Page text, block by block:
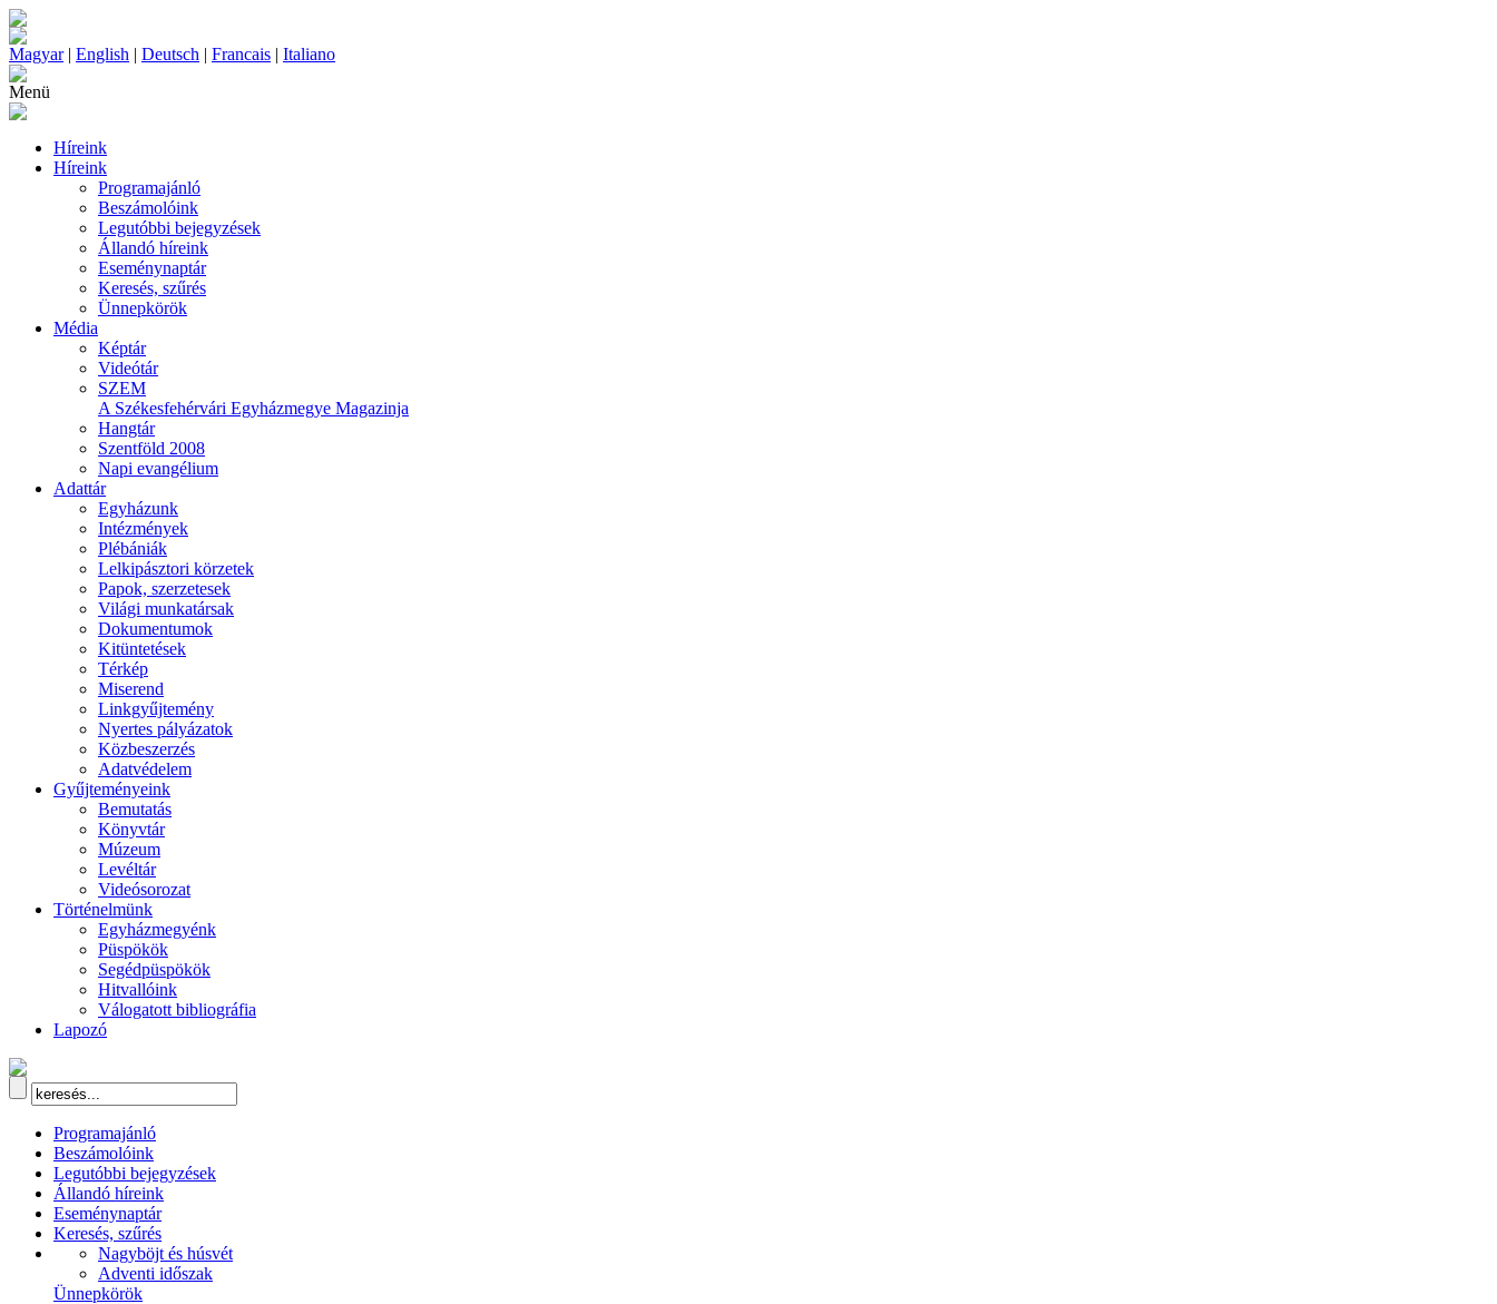
Magyar| English | Deutsch | Francais | Italiano
Menü
Híreink
Híreink
Programajánló
Beszámolóink
Legutóbbi bejegyzések
Állandó híreink
Eseménynaptár
Keresés, szűrés
Ünnepkörök
Média
Képtár
Videótár
SZEM
A Székesfehérvári Egyházmegye Magazinja
Hangtár
Szentföld 2008
Napi evangélium
Adattár
Egyházunk
Intézmények
Plébániák
Lelkipásztori körzetek
Papok, szerzetesek
Világi munkatársak
Dokumentumok
Kitüntetések
Térkép
Miserend
Linkgyűjtemény
Nyertes pályázatok
Közbeszerzés
Adatvédelem
Gyűjteményeink
Bemutatás
Könyvtár
Múzeum
Levéltár
Videósorozat
Történelmünk
Egyházmegyénk
Püspökök
Segédpüspökök
Hitvallóink
Válogatott bibliográfia
Lapozó
Programajánló
Beszámolóink
Legutóbbi bejegyzések
Állandó híreink
Eseménynaptár
Keresés, szűrés
Nagyböjt és húsvét
Adventi időszak
Ünnepkörök